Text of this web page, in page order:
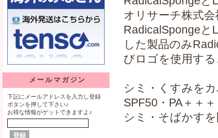
メールマガジン
下記にメールアドレスを入力し登録
ボタンを押して下さい♪
お得な情報がゲットできますよ♪
オリサーチ株式
RadicalSpongeと
した製品のみ
びロゴを使用す
シミ・くすみを
SPF50・PA＋＋
シミ・そばかす